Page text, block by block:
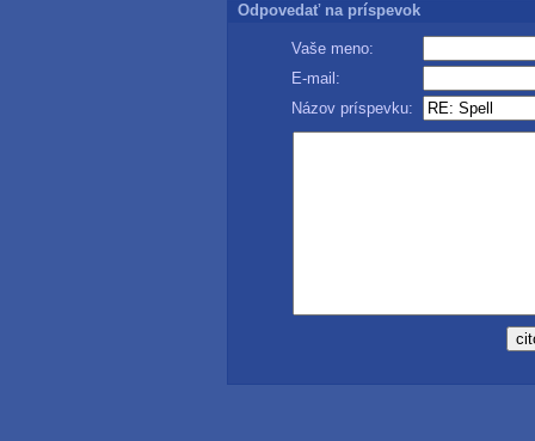
Odpovedať na príspevok
Vaše meno:
E-mail:
Názov príspevku: